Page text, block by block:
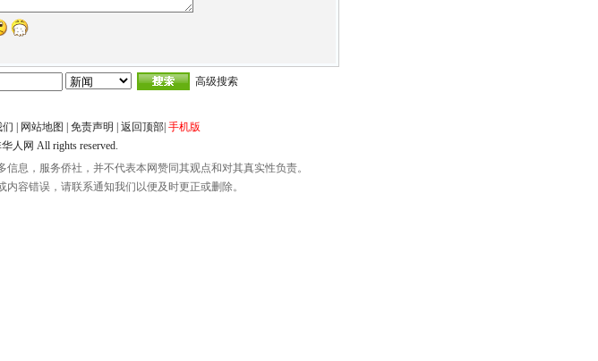
高级搜索
们 网站地图 免责声明 返回顶部| 手机版
人网 All rights reserved.
息，服务侨社，并不代表本网赞同其观点和对其真实性负责。
容错误，请联系通知我们以便及时更正或删除。